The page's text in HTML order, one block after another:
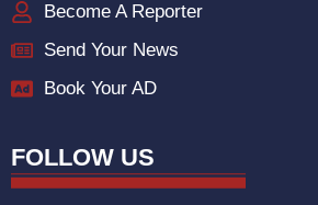
Become A Reporter
Send Your News
Book Your AD
FOLLOW US